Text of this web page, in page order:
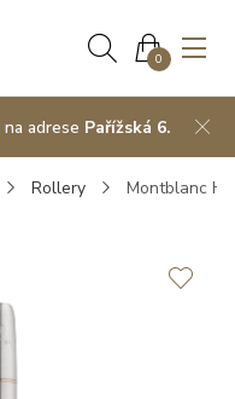
0
na adrese Pařížská 6.
Rollery Montblanc